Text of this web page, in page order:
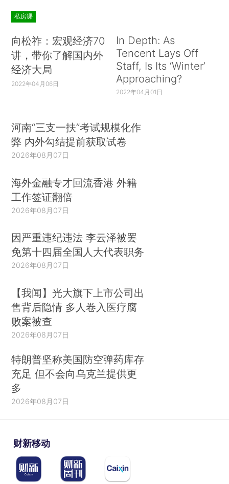
私房课
向松祚：宏观经济70
讲，带你了解国内外
经济大局
2022年04月06日
In Depth: As
Tencent Lays Off
Staff, Is Its ‘Winter’
Approaching?
2022年04月01日
河南“三支一扶”考试规模化作
弊 内外勾结提前获取试卷
2026年08月07日
海外金融专才回流香港 外籍
工作签证翻倍
2026年08月07日
因严重违纪违法 李云泽被罢
免第十四届全国人大代表职务
2026年08月07日
【我闻】光大旗下上市公司出
售背后隐情 多人卷入医疗腐
败案被查
2026年08月07日
特朗普坚称美国防空弹药库存
充足 但不会向乌克兰提供更
多
2026年08月07日
财新移动